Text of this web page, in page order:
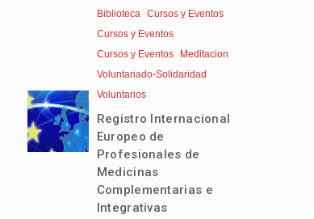
Biblioteca Cursos y Eventos
Cursos y Eventos
Cursos y Eventos
Meditacion
Voluntariado-Solidaridad
Voluntarios
Registro Internacional
Europeo de
Profesionales de
Medicinas
Complementarias e
Integrativas